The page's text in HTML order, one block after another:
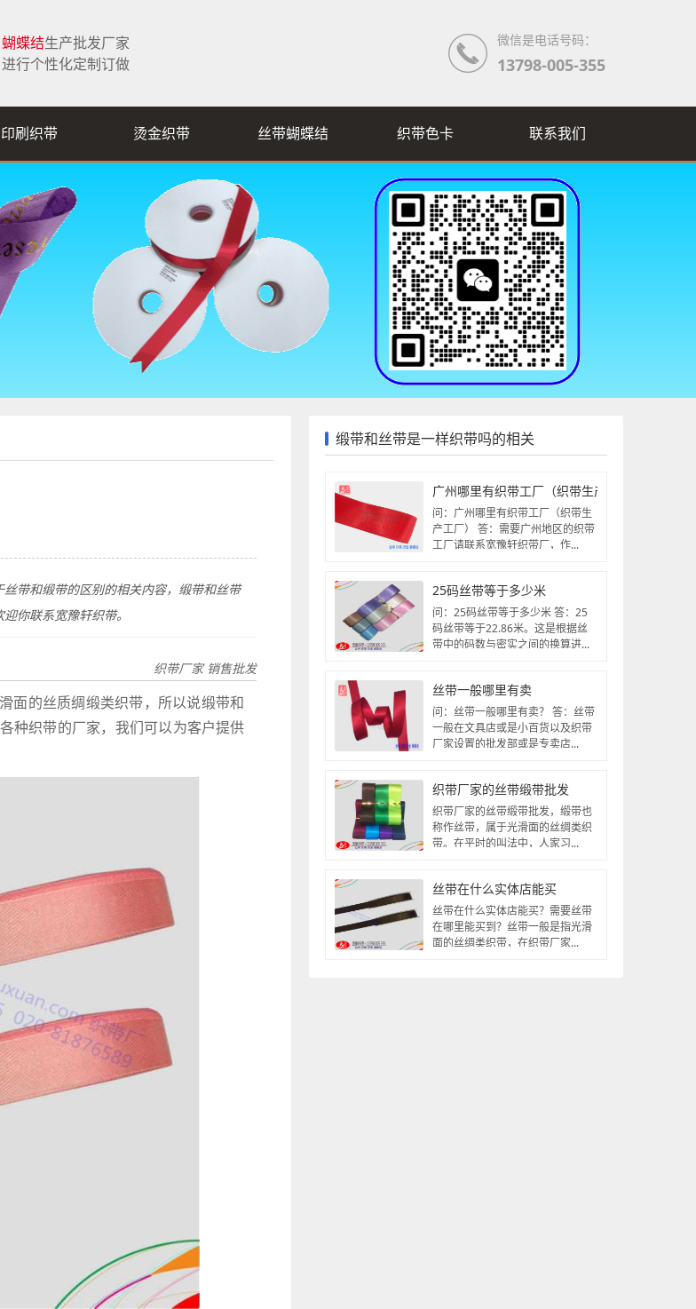
微信是电话号码：
13798-005-355
蝶结生产批发厂家
行个性化定制订做
印刷织带 烫金织带 丝带蝴蝶结 织带色卡 联系我们
带和缎带的区别的相关内容，缎带和丝带
你联系宽豫轩织带。
织带厂家 销售批发
面的丝质绸缎类织带，所以说缎带和
种织带的厂家，我们可以为客户提供
缎带和丝带是一样织带吗的相关
广州哪里有织带工厂（织带生产工厂）
问：广州哪里有织带工厂（织带生
产工厂） 答：需要广州地区的织带
工厂请联系宽豫轩织带厂，作...
25码丝带等于多少米
问：25码丝带等于多少米 答：25
码丝带等于22.86米。这是根据丝
带中的码数与密实之间的换算进...
丝带一般哪里有卖
问：丝带一般哪里有卖？ 答：丝带
一般在文具店或是小百货以及织带
厂家设置的批发部或是专卖店...
织带厂家的丝带缎带批发
织带厂家的丝带缎带批发，缎带也
称作丝带，属于光滑面的丝绸类织
带。在平时的叫法中，人家习...
丝带在什么实体店能买
丝带在什么实体店能买？需要丝带
在哪里能买到？丝带一般是指光滑
面的丝绸类织带，在织带厂家...